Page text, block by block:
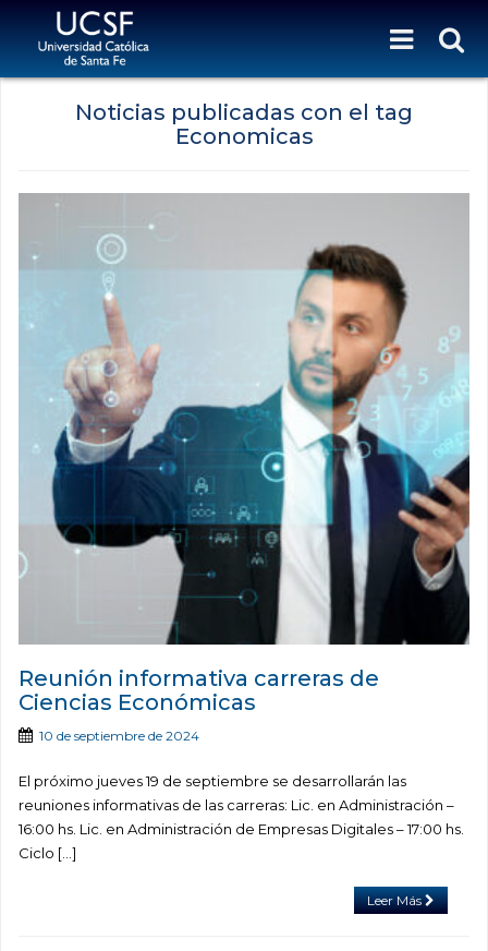
Noticias publicadas con el tag
Economicas
Reunión informativa carreras de
Ciencias Económicas
10 de septiembre de 2024
El próximo jueves 19 de septiembre se desarrollarán las
reuniones informativas de las carreras: Lic. en Administración –
16:00 hs. Lic. en Administración de Empresas Digitales – 17:00 hs.
Ciclo […]
Leer Más